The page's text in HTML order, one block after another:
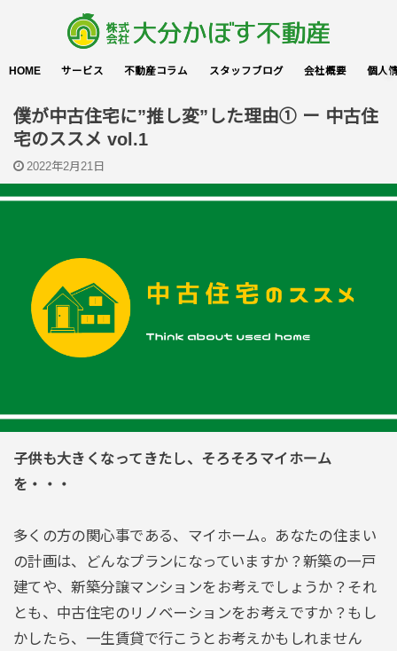
HOME サービス 不動産コラム スタッフブログ 会社概要 個人
僕が中古住宅に”推し変”した理由① ー 中古住
宅のススメ vol.1
2022年2月21日
子供も大きくなってきたし、そろそろマイホーム
を・・・
多くの方の関心事である、マイホーム。あなたの住まい
の計画は、どんなプランになっていますか？新築の一戸
建てや、新築分譲マンションをお考えでしょうか？それ
とも、中古住宅のリノベーションをお考えですか？もし
かしたら、一生賃貸で行こうとお考えかもしれません